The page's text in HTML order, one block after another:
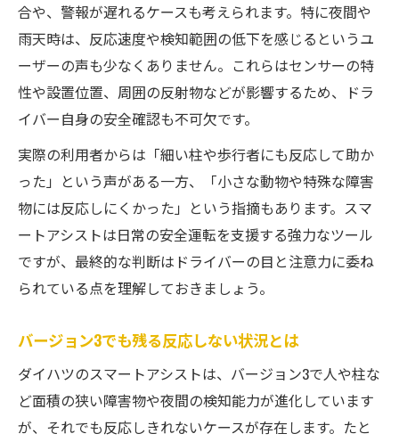
合や、警報が遅れるケースも考えられます。特に夜間や
雨天時は、反応速度や検知範囲の低下を感じるというユ
ーザーの声も少なくありません。これらはセンサーの特
性や設置位置、周囲の反射物などが影響するため、ドラ
イバー自身の安全確認も不可欠です。
実際の利用者からは「細い柱や歩行者にも反応して助か
った」という声がある一方、「小さな動物や特殊な障害
物には反応しにくかった」という指摘もあります。スマ
ートアシストは日常の安全運転を支援する強力なツール
ですが、最終的な判断はドライバーの目と注意力に委ね
られている点を理解しておきましょう。
バージョン3でも残る反応しない状況とは
ダイハツのスマートアシストは、バージョン3で人や柱な
ど面積の狭い障害物や夜間の検知能力が進化しています
が、それでも反応しきれないケースが存在します。たと